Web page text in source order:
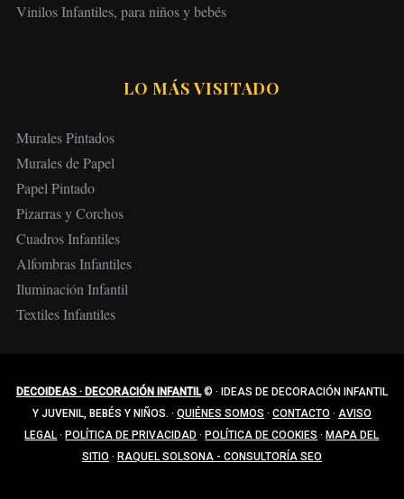
Vinilos Infantiles, para niños y bebés
LO MÁS VISITADO
Murales Pintados
Murales de Papel
Papel Pintado
Pizarras y Corchos
Cuadros Infantiles
Alfombras Infantiles
Iluminación Infantil
Textiles Infantiles
DECOIDEAS · DECORACIÓN INFANTIL© · IDEAS DE DECORACIÓN INFANTIL
Y JUVENIL, BEBÉS Y NIÑOS. · QUIÉNES SOMOS · CONTACTO · AVISO
LEGAL · POLÍTICA DE PRIVACIDAD · POLÍTICA DE COOKIES · MAPA DEL
SITIO · RAQUEL SOLSONA - CONSULTORÍA SEO